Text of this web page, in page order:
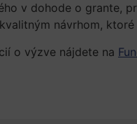
v dohode o grante,
návrhom,
o výzve nájdete na